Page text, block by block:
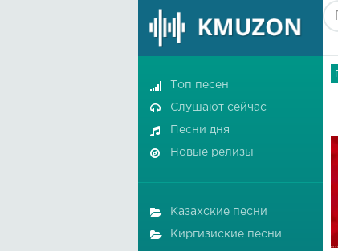
Топ песен
Слушают сейчас
Песни дня
Новые релизы
Казахские песни
Киргизиские песни